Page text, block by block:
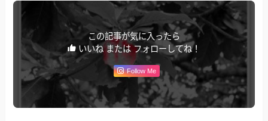
この記事が気に入ったら
いいね または フォローしてね！
Follow Me